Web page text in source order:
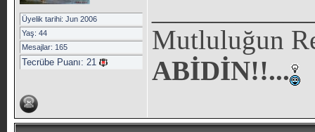
Üyelik tarihi: Jun 2006
Yaş: 44
Mesajlar: 165
Tecrübe Puanı: 21
Mutluluğun
ABİDİN!!...